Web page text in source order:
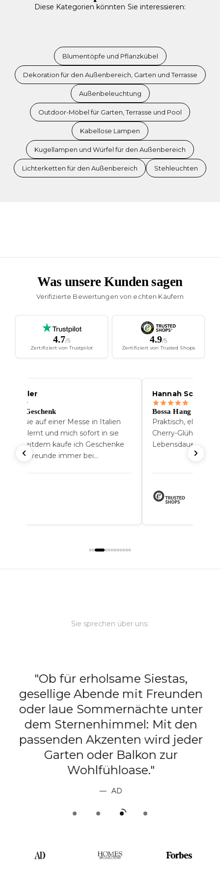
Diese Kategorien könnten Sie interessieren:
Blumentöpfe und Pflanzkübel
Dekoration für den Außenbereich, Garten und Terrasse
Außenbeleuchtung
Outdoor-Möbel für Garten, Terrasse und Pool
Kabellose Lampen
Kugellampen und Würfel für den Außenbereich
Lichterketten für den Außenbereich Stehleuchten
Was unsere Kunden sagen
Verifizierte Bewertungen von echten Käufern
4.7/5
Zertifiziert von Trustpilot
4.9/5
Zertifiziert von Trusted Shops
Muller
beste Geschenk
habe sie auf einer Messe in Italien
und mich sofort in sie
Seitdem kaufe ich Geschenke
meine Freunde immer bei
Hannah Schofer
Bossa Hang
Praktisch, elegant
Cherry-Glühbirne
Lebensdauer.
Sie sprechen über uns:
"Ob für erholsame Siestas,
gesellige Abende mit Freunden
oder laue Sommernächte unter
dem Sternenhimmel: Mit den
passenden Akzenten wird jeder
Garten oder Balkon zur
Wohlfühloase."
AD